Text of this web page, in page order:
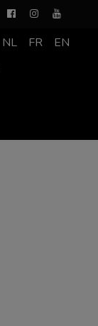
NL FR EN